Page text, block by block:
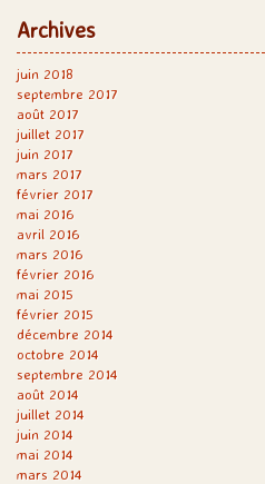
Archives
juin 2018
septembre 2017
août 2017
juillet 2017
juin 2017
mars 2017
février 2017
mai 2016
avril 2016
mars 2016
février 2016
mai 2015
février 2015
décembre 2014
octobre 2014
septembre 2014
août 2014
juillet 2014
juin 2014
mai 2014
mars 2014